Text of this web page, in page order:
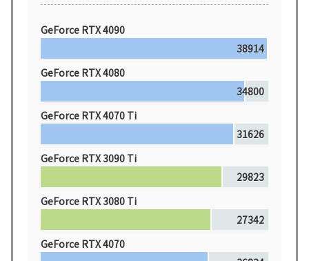
GeForce RTX 4090
38914
GeForce RTX 4080
34800
GeForce RTX 4070 Ti
31626
GeForce RTX 3090 Ti
29823
GeForce RTX 3080 Ti
27342
GeForce RTX 4070